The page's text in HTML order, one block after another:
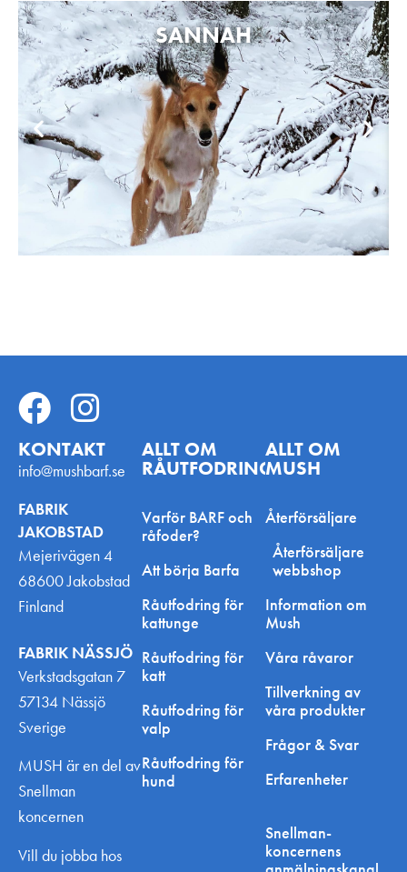
SANNAH
KONTAKT
info@mushbarf.se
FABRIK
JAKOBSTAD
Mejerivägen 4
68600 Jakobstad
Finland
FABRIK NÄSSJÖ
Verkstadsgatan 7
57134 Nässjö
Sverige
MUSH är en del av
Snellman
koncernen
Vill du jobba hos
ALLT OM
RÅUTFODRING
Varför BARF och
råfoder?
Att börja Barfa
Råutfodring för
kattunge
Råutfodring för
katt
Råutfodring för
valp
Råutfodring för
hund
ALLT OM
MUSH
Återförsäljare
Återförsäljare
webbshop
Information om
Mush
Våra råvaror
Tillverkning av
våra produkter
Frågor & Svar
Erfarenheter
Snellman-
koncernens